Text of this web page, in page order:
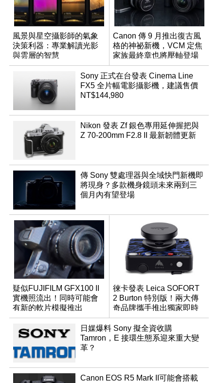
風景與星空攝影師的氣象
決策利器：專業解讀光影
與雲層的智慧
App「Atmos」登場
Canon 傳 9 月推出復古風
格的神祕新機，VCM 定焦
家族最終章也將壓軸登場
Sony 正式在台發表 Cinema Line
FX5 全片幅電影攝影機，建議售價
NT$144,980
Nikon 發表 Zf 銀色專用延伸握把與
Z 70-200mm F2.8 II 最新韌體更新
傳 Sony 雙處理器與全域快門新機即
將現身？多款機身鏡頭未來兩到三
個月內有望登場
疑似FUJIFILM GFX100 II
實機照流出！同時可能會
有新的軟片模擬推出
徠卡發表 Leica SOFORT
2 Burton 特別版！兩大傳
奇品牌攜手推出獨家即時
成像相機
日媒爆料 Sony 擬全資收購
Tamron，E 接環生態系迎來重大變
革？
Canon EOS R5 Mark II可能會搭載